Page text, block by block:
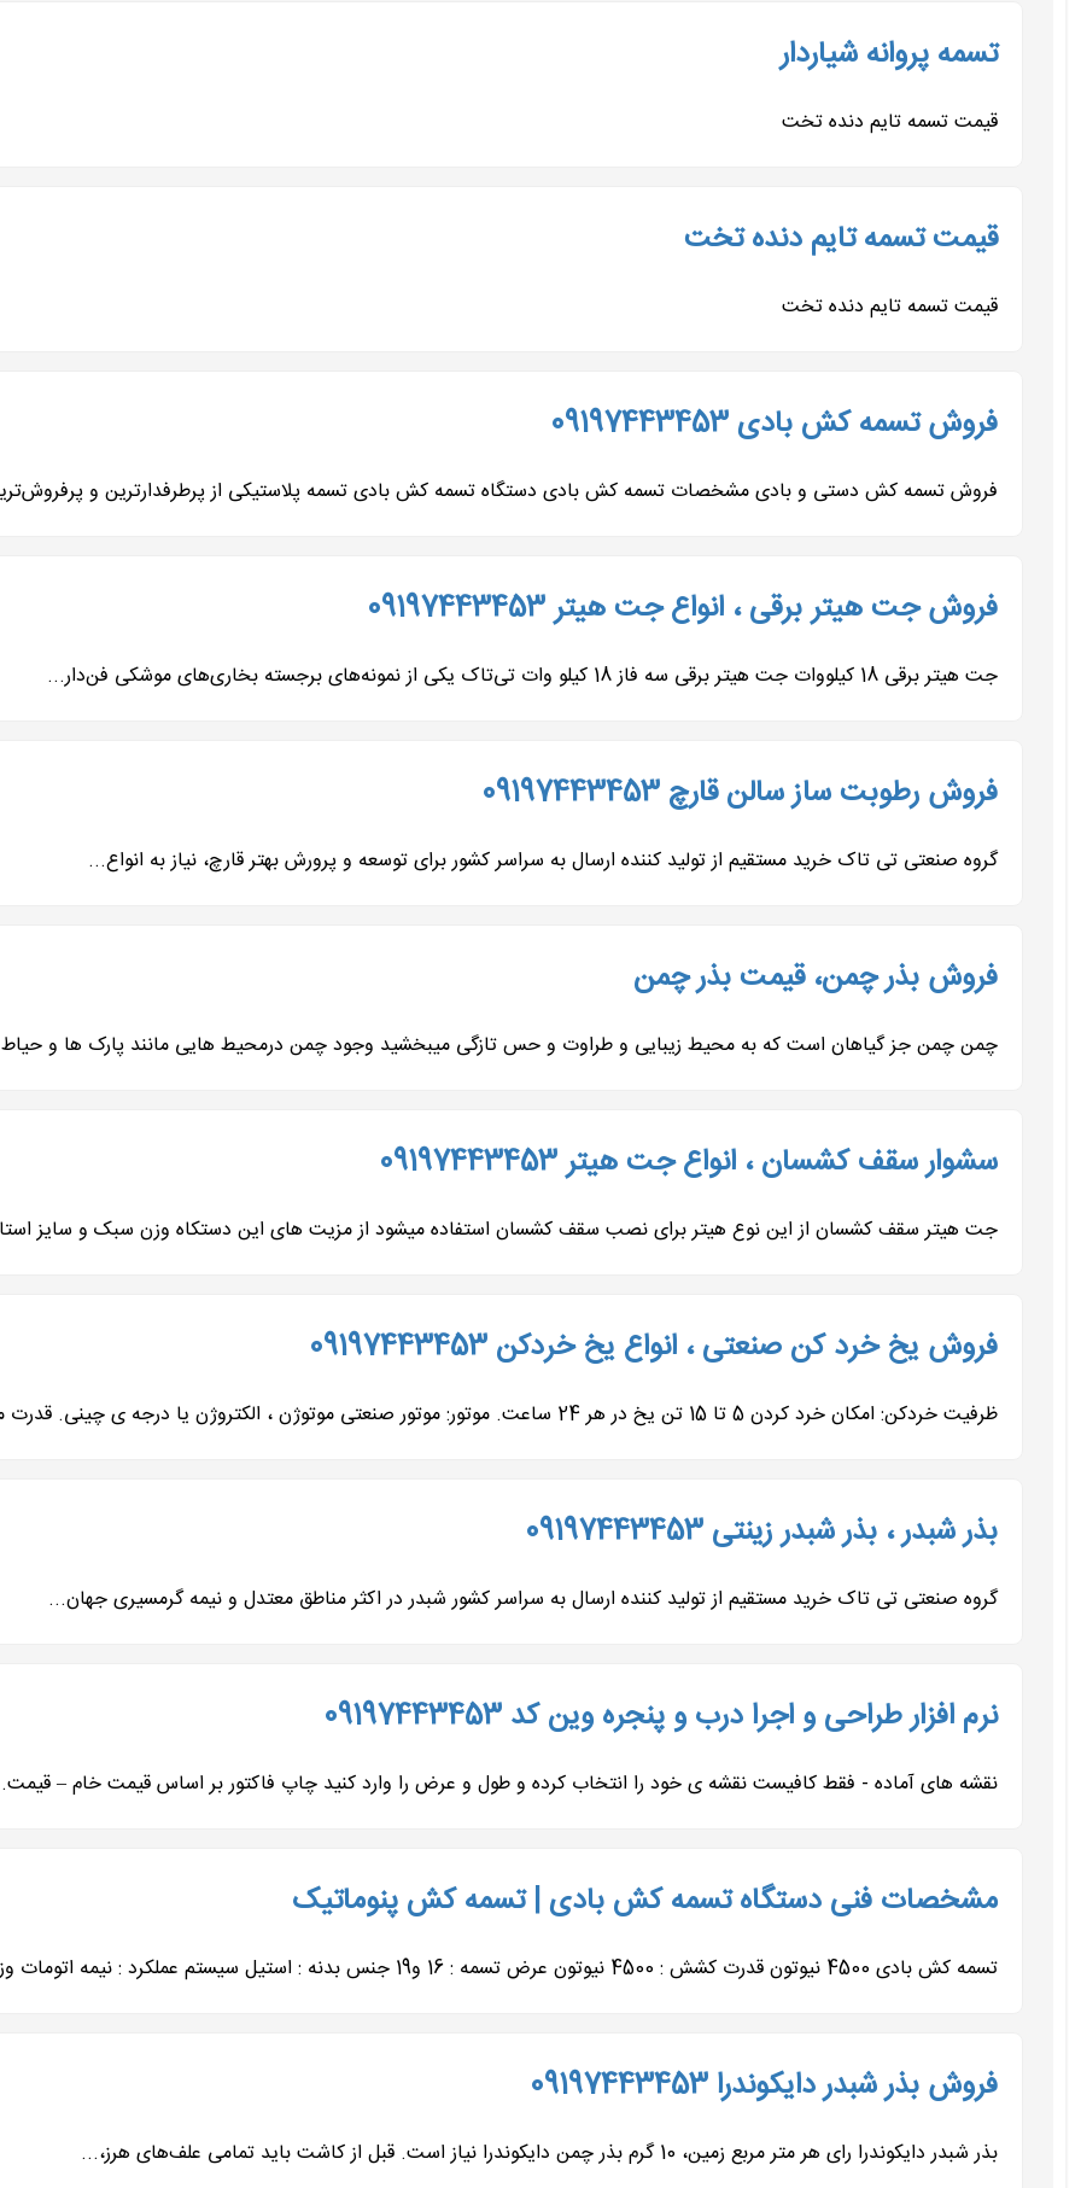
تسمه پروانه شیاردار
قیمت تسمه تایم دنده تخت
قیمت تسمه تایم دنده تخت
قیمت تسمه تایم دنده تخت
فروش تسمه کش بادی 09197443453
فروش تسمه کش دستی و بادی مشخصات تسمه کش بادی دستگاه تسمه کش بادی تسمه پلاستیکی از پرطرفدارترین و
فروش جت هیتر برقی ، انواع جت هیتر 09197443453
جت هیتر برقی 18 کیلووات جت هیتر برقی سه فاز 18 کیلو وات تی‌تاک یکی از نمونه‌های برجسته بخاری‌های موشکی فن‌دار...
فروش رطوبت ساز سالن قارچ 09197443453
گروه صنعتی تی تاک خرید مستقیم از تولید کننده ارسال به سراسر کشور برای توسعه و پرورش بهتر قارچ، نیاز به انواع...
فروش بذر چمن، قیمت بذر چمن
چمن چمن جز گیاهان است که به محیط زیبایی و طراوت و حس تازگی میبخشید وجود چمن درمحیط هایی مانند پارک ها و
سشوار سقف کشسان ، انواع جت هیتر 09197443453
جت هیتر سقف کشسان از این نوع هیتر برای نصب سقف کشسان استفاده میشود از مزیت های این دستکاه وزن سبک و سایز
فروش یخ خرد کن صنعتی ، انواع یخ خردکن 09197443453
ظرفیت خردکن: امکان خرد کردن 5 تا 15 تن یخ در هر 24 ساعت. موتور: موتور صنعتی موتوژن ، الکتروژن یا درجه ی چینی. قدرت موتور:...
بذر شبدر ، بذر شبدر زینتی 09197443453
گروه صنعتی تی تاک خرید مستقیم از تولید کننده ارسال به سراسر کشور شبدر در اکثر مناطق معتدل و نیمه گرمسیری جهان...
نرم افزار طراحی و اجرا درب و پنجره وین کد 09197443453
نقشه های آماده - فقط کافیست نقشه ی خود را انتخاب کرده و طول و عرض را وارد کنید چاپ فاکتور بر اساس قیمت خام –
مشخصات فنی دستگاه تسمه کش بادی | تسمه کش پنوماتیک
تسمه کش بادی 4500 نیوتون قدرت کشش : 4500 نیوتون عرض تسمه : 16 و19 جنس بدنه : استیل سیستم عملکرد : نیمه اتومات وزن : 3.8...
فروش بذر شبدر دایکوندرا 09197443453
بذر شبدر دایکوندرا رای هر متر مربع زمین، 10 گرم بذر چمن دایکوندرا نیاز است. قبل از کاشت باید تمامی علف‌های هرز،...